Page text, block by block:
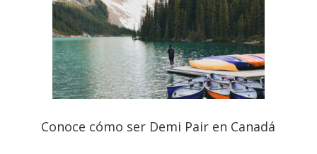
Conoce cómo ser Demi Pair en Canadá